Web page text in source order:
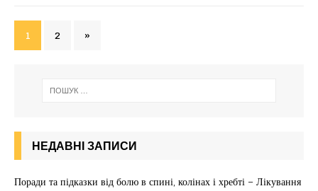
1 2 »
НЕДАВНІ ЗАПИСИ
Поради та підказки від болю в спині, колінах і хребті – Лікування